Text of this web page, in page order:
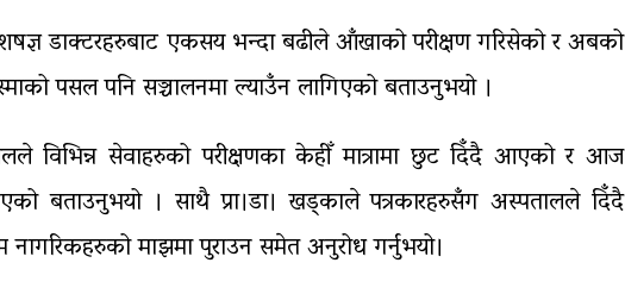
डाक्टरहरुबाट एकसय भन्दा बढीले आँखाको परीक्षण गरिसेको र अबको
पसल पनि सञ्चालनमा ल्याउँन लागिएको बताउनुभयो ।
विभिन्न सेवाहरुको परीक्षणका केहीँ मात्रामा छुट दिँदै आएको र आज
बताउनुभयो । साथै प्रा।डा। खड्काले पत्रकारहरुसँग अस्पतालले दिँदै
माझमा पुराउन समेत अनुरोध गर्नुभयो।